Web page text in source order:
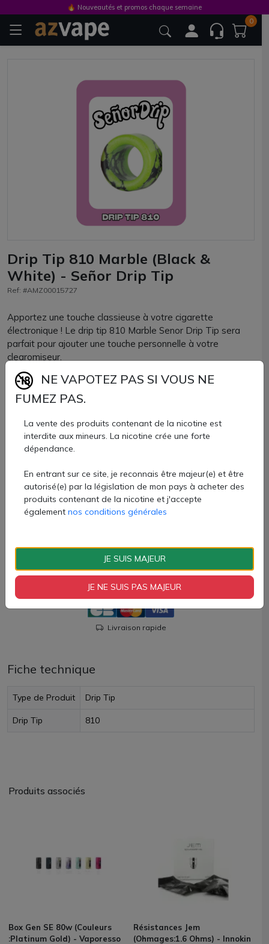
0
Drip Tip 810 Marble (Black &
White) - Señor Drip Tip
Ref: #AMZ00015727
Apportez une touche classieuse à votre cigarette
électronique ! Le drip tip 810 Marble Senor Drip Tip sera
parfait pour ajouter une touche personnelle à votre
clearomiseur.
Composé de résine, le volume de vapeur sera idéalement
adapté à une vape DTL. Il est de format court.
Parfaitement compatible avec tous les clearomiseurs ou
atomiseurs reconstructibles accueillant un drip tip de
format 810, vous allez adorer son effet marbré !
Drip tip 810 Senor Drip vendu à l'unité chez AZVape avec
13 coloris.
3,20 €
AJOUTER À MON PANIER
Paiement 100% sécurisé
Livraison rapide
Fiche technique
Type de Produit Drip Tip
Drip Tip 810
Produits associés
Box Gen SE 80w (Couleurs
:Platinum Gold) - Vaporesso
Résistances Jem
(Ohmages:1.6 Ohms) - Innokin
🔥 Nouveautés et promos chaque semaine
NE VAPOTEZ PAS SI VOUS NE
FUMEZ PAS.
La vente des produits contenant de la nicotine est
interdite aux mineurs. La nicotine crée une forte
dépendance.
En entrant sur ce site, je reconnais être majeur(e) et être
autorisé(e) par la législation de mon pays à acheter des
produits contenant de la nicotine et j'accepte
également nos conditions générales
JE SUIS MAJEUR
JE NE SUIS PAS MAJEUR